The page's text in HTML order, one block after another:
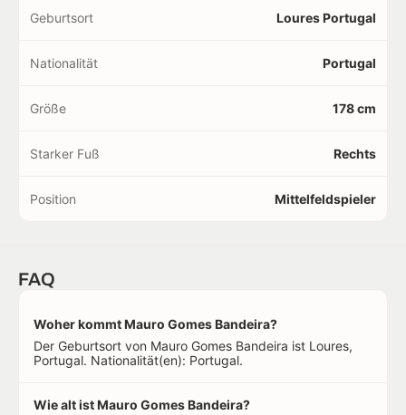
Geburtsort Loures Portugal
Nationalität Portugal
Größe 178 cm
Starker Fuß Rechts
Position Mittelfeldspieler
FAQ
Woher kommt Mauro Gomes Bandeira?
Der Geburtsort von Mauro Gomes Bandeira ist Loures,
Portugal. Nationalität(en): Portugal.
Wie alt ist Mauro Gomes Bandeira?